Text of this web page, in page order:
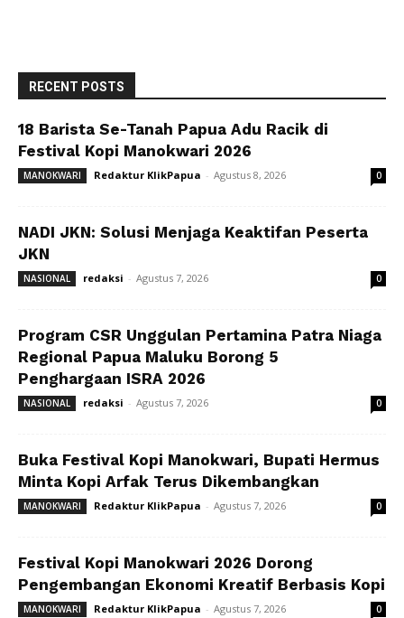
RECENT POSTS
18 Barista Se-Tanah Papua Adu Racik di
Festival Kopi Manokwari 2026
MANOKWARI Redaktur KlikPapua - Agustus 8, 2026 0
NADI JKN: Solusi Menjaga Keaktifan Peserta
JKN
NASIONAL redaksi - Agustus 7, 2026 0
Program CSR Unggulan Pertamina Patra Niaga
Regional Papua Maluku Borong 5
Penghargaan ISRA 2026
NASIONAL redaksi - Agustus 7, 2026 0
Buka Festival Kopi Manokwari, Bupati Hermus
Minta Kopi Arfak Terus Dikembangkan
MANOKWARI Redaktur KlikPapua - Agustus 7, 2026 0
Festival Kopi Manokwari 2026 Dorong
Pengembangan Ekonomi Kreatif Berbasis Kopi
MANOKWARI Redaktur KlikPapua - Agustus 7, 2026 0